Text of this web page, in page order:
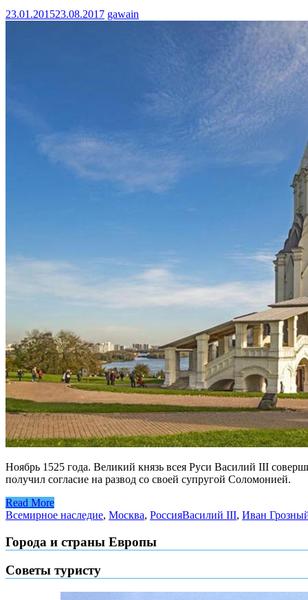
23.01.201523.08.2017 gawain
Ноябрь 1525 года. Великий князь всея Руси Василий III
получил согласие на развод со своей супругой Соломонией.
Read More
Всемирное наследие, Москва, РоссияВасилий III, Иван
Города и страны Европы
Советы туристу